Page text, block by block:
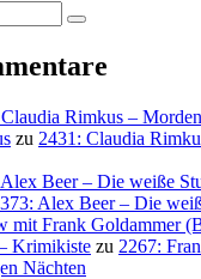
Suchen
Rimkus –
zu 2431: Claudia
Beer – Die weiße
Alex Beer – Die
mit Frank Goldammer
Krimikiste zu 2267:
Nächten